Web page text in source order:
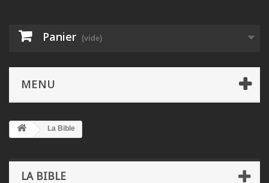
Panier (vide)
MENU
La Bible
LA BIBLE